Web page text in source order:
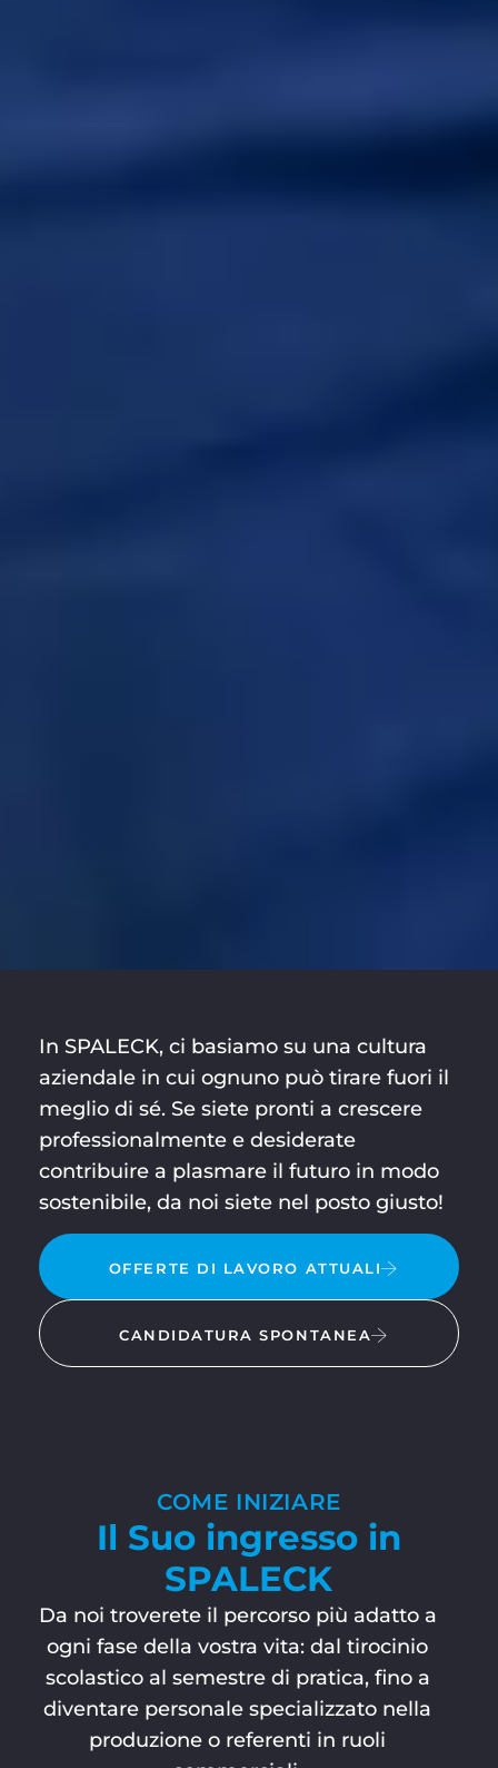
In SPALECK, ci basiamo su una cultura
aziendale in cui ognuno può tirare fuori il
meglio di sé. Se siete pronti a crescere
professionalmente e desiderate
contribuire a plasmare il futuro in modo
sostenibile, da noi siete nel posto giusto!
OFFERTE DI LAVORO ATTUALI
CANDIDATURA SPONTANEA
COME INIZIARE
Il Suo ingresso in
SPALECK
Da noi troverete il percorso più adatto a
ogni fase della vostra vita: dal tirocinio
scolastico al semestre di pratica, fino a
diventare personale specializzato nella
produzione o referenti in ruoli